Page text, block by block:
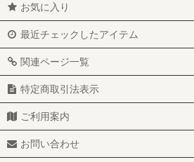
お気に入り
最近チェックしたアイテム
関連ページ一覧
特定商取引法表示
ご利用案内
お問い合わせ